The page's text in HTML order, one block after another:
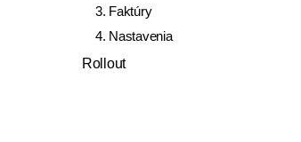
3. Faktúry
4. Nastavenia
Rollout